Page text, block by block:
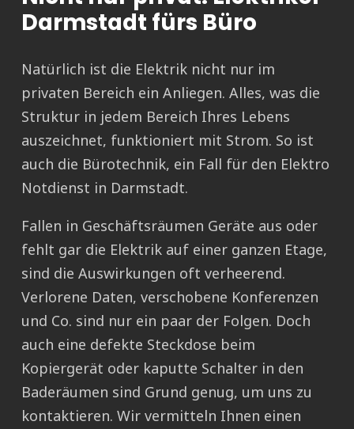
Darmstadt fürs Büro
Natürlich ist die Elektrik nicht nur im
privaten Bereich ein Anliegen. Alles, was die
Struktur in jedem Bereich Ihres Lebens
auszeichnet, funktioniert mit Strom. So ist
auch die Bürotechnik, ein Fall für den Elektro
Notdienst in Darmstadt.
Fallen in Geschäftsräumen Geräte aus oder
fehlt gar die Elektrik auf einer ganzen Etage,
sind die Auswirkungen oft verheerend.
Verlorene Daten, verschobene Konferenzen
und Co. sind nur ein paar der Folgen. Doch
auch eine defekte Steckdose beim
Kopiergerät oder kaputte Schalter in den
Baderäumen sind Grund genug, um uns zu
kontaktieren. Wir vermitteln Ihnen einen